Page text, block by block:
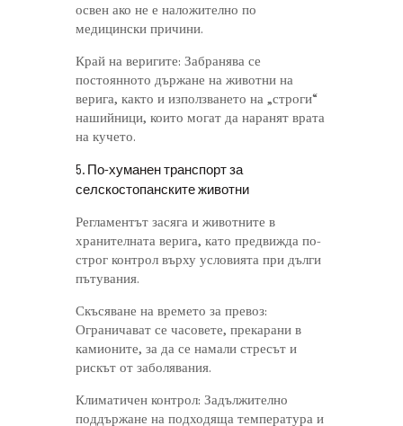
освен ако не е наложително по
медицински причини.
Край на веригите: Забранява се
постоянното държане на животни на
верига, както и използването на „строги“
нашийници, които могат да наранят врата
на кучето.
5. По-хуманен транспорт за
селскостопанските животни
Регламентът засяга и животните в
хранителната верига, като предвижда по-
строг контрол върху условията при дълги
пътувания.
Скъсяване на времето за превоз:
Ограничават се часовете, прекарани в
камионите, за да се намали стресът и
рискът от заболявания.
Климатичен контрол: Задължително
поддържане на подходяща температура и